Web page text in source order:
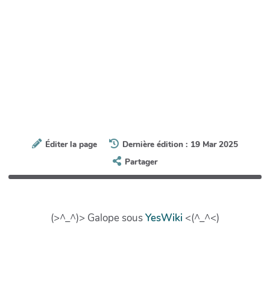
Éditer la page
Dernière édition : 19 Mar 2025
Partager
(>^_^)> Galope sousYesWiki <(^_^<)